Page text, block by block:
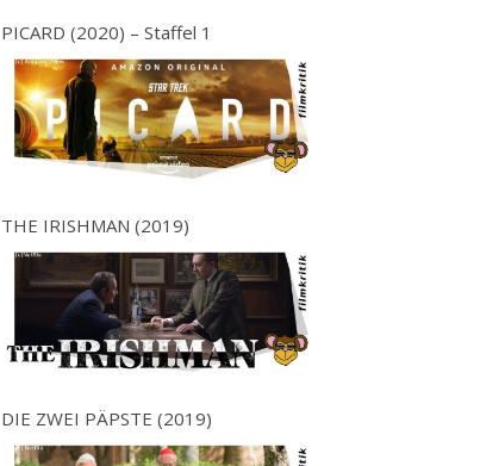
PICARD (2020) – Staffel 1
THE IRISHMAN (2019)
DIE ZWEI PÄPSTE (2019)